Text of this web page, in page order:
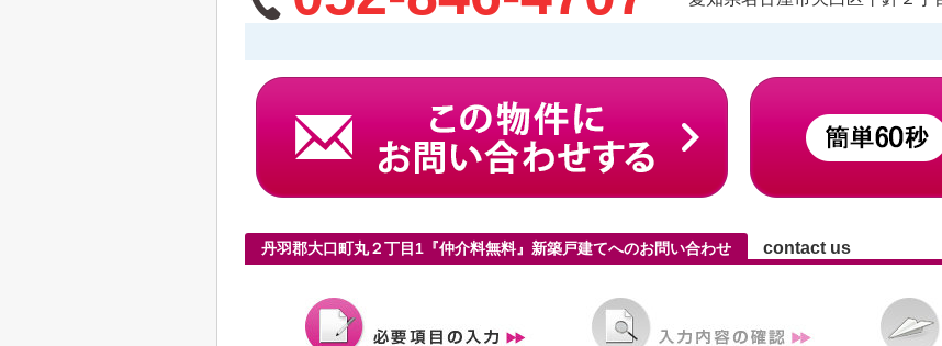
丹羽郡大口町丸２丁目1『仲介料無料』新築戸建てへのお問い合わせ contact us